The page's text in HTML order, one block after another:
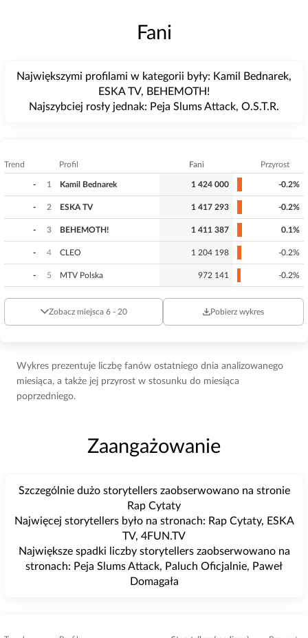
Fani
Największymi profilami w kategorii były: Kamil Bednarek,
ESKA TV, BEHEMOTH!
Najszybciej rosły jednak: Peja Slums Attack, O.S.T.R.
Trend Profil Fani Przyrost
- 1 Kamil Bednarek 1 424 000 -0.2%
- 2 ESKA TV 1 417 293 -0.2%
- 3 BEHEMOTH! 1 411 387 0.1%
- 4 CLEO 1 204 198 -0.2%
- 5 MTV Polska 972 141 -0.2%
Zobacz miejsca 6 - 20 Pobierz wykres
Wykres prezentuje liczbę fanów ostatniego dnia analizowanego
miesiąca, a także jej przyrost w stosunku do miesiąca
poprzedniego.
Zaangażowanie
Szczególnie dużo storytellers zaobserwowano na stronie
Rap Cytaty
Najwięcej storytellers było na stronach: Rap Cytaty, ESKA
TV, 4FUN.TV
Największe spadki liczby storytellers zaobserwowano na
stronach: Peja Slums Attack, Paluch Oficjalnie, Paweł
Domagała